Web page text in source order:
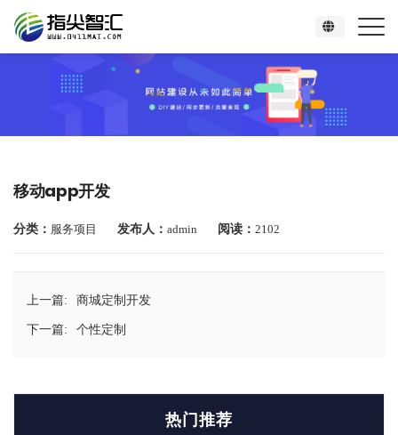
移动app开发
分类： 服务项目 发布人： admin 阅读： 2102
上一篇: 商城定制开发
下一篇: 个性定制
热门推荐